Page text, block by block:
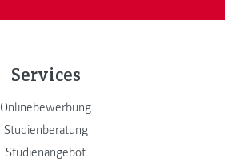
Services
Onlinebewerbung
Studienberatung
Studienangebot